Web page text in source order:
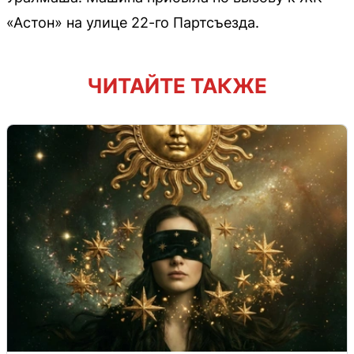
«Астон» на улице 22-го Партсъезда.
ЧИТАЙТЕ ТАКЖЕ